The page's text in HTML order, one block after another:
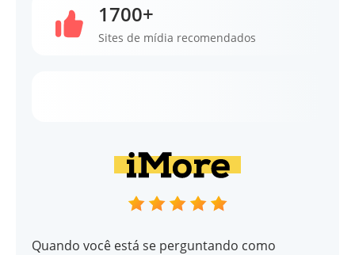
1700+
Sites de mídia recomendados
Quando você está se perguntando como